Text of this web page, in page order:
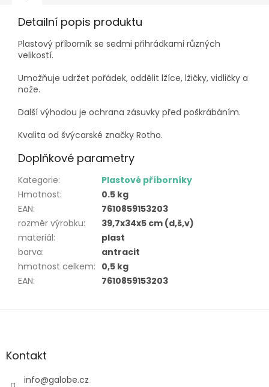
Detailní popis produktu
Plastový příborník se sedmi přihrádkami různých
velikostí.
Umožňuje udržet pořádek, oddělit lžíce, lžičky, vidličky a
nože.
Další výhodou je ochrana zásuvky před poškrábáním.
Kvalita od švýcarské značky Rotho.
Doplňkové parametry
Kategorie:
Plastové příborníky
Hmotnost:
0.5 kg
EAN:
7610859153203
rozměr výrobku:
39,7x34x5 cm (d,š,v)
materiál:
plast
barva:
antracit
hmotnost celkem: 0,5 kg
EAN: 7610859153203
Z
aKontakt
info@galobe.cz